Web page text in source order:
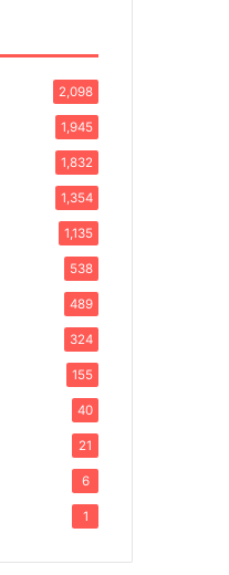
2,098
1,945
1,832
1,354
1,135
538
489
324
155
40
21
6
1